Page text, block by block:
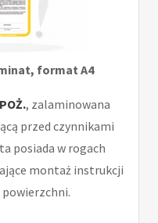
format A4
, zalaminowana
przed czynnikami
posiada w rogach
montaż instrukcji